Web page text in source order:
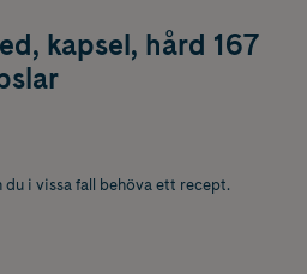
kapsel, hård 167
du i vissa fall behöva ett recept.